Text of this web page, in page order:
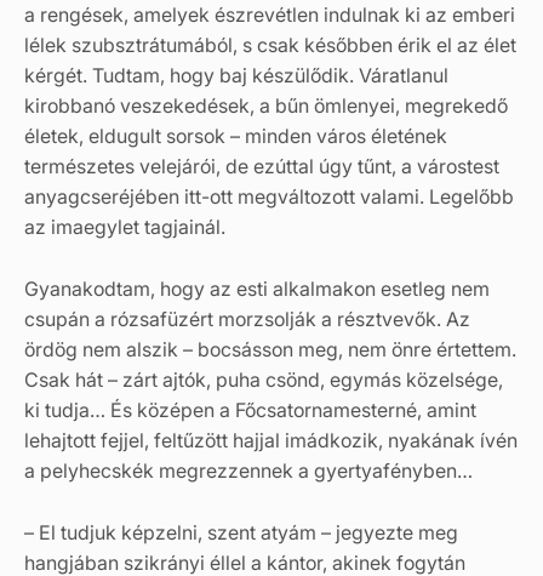
a rengések, amelyek észrevétlen indulnak ki az emberi
lélek szubsztrátumából, s csak későbben érik el az élet
kérgét. Tudtam, hogy baj készülődik. Váratlanul
kirobbanó veszekedések, a bűn ömlenyei, megrekedő
életek, eldugult sorsok – minden város életének
természetes velejárói, de ezúttal úgy tűnt, a várostest
anyagcseréjében itt-ott megváltozott valami. Legelőbb
az imaegylet tagjainál.
Gyanakodtam, hogy az esti alkalmakon esetleg nem
csupán a rózsafüzért morzsolják a résztvevők. Az
ördög nem alszik – bocsásson meg, nem önre értettem.
Csak hát – zárt ajtók, puha csönd, egymás közelsége,
ki tudja… És középen a Főcsatornamesterné, amint
lehajtott fejjel, feltűzött hajjal imádkozik, nyakának ívén
a pelyhecskék megrezzennek a gyertyafényben…
– El tudjuk képzelni, szent atyám – jegyezte meg
hangjában szikrányi éllel a kántor, akinek fogytán